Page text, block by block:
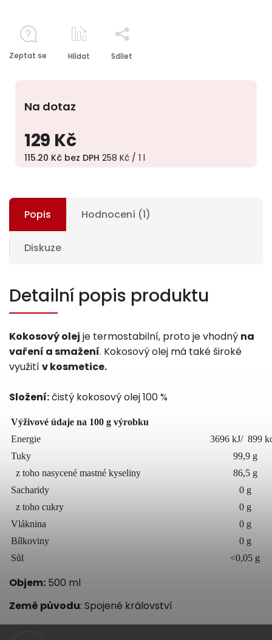
129 Kč
115.20 Kč bez DPH 258 Kč / 1 l
Na dotaz
Zeptat se Hlídat Sdílet
Popis Hodnocení (1)
Diskuze
Detailní popis produktu
Kokosový olej je termostabilní, proto je vhodný na
vaření a smažení. Kokosový olej má také široké
využitív kosmetice.
Složení:čistý kokosový olej 100 %
Výživové údaje na 100 g výrobku
Energie
3696 kJ/ 899
Tuky
99,9 g
z toho nasycené mastné kyseliny
86,5 g
Sacharidy
0 g
z toho cukry
0 g
Vláknina
0 g
Bílkoviny
0 g
Sůl
<0,05 g
Objem: 500 ml
Země původu: Spojené království